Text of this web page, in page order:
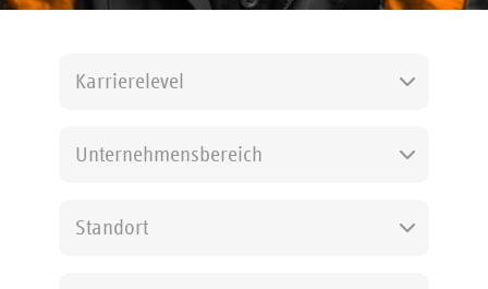
Karrierelevel
Unternehmensbereich
Standort